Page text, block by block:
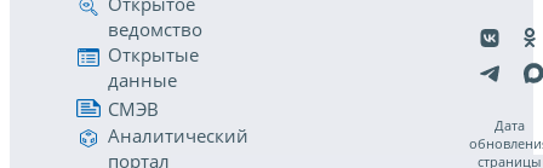
ведомство
Открытые
данные
СМЭВ
Аналитический
портал
Дата
страницы